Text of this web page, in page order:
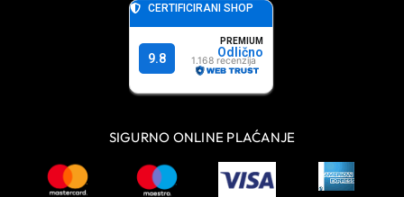
SIGURNO ONLINE PLAĆANJE